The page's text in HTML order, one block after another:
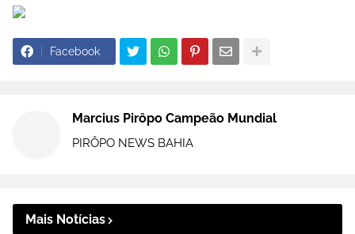
Facebook
Marcius Pirôpo Campeão Mundial
PIRÔPO NEWS BAHIA
Mais Notícias